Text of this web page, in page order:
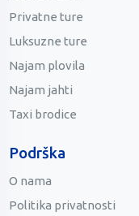
Privatne ture
Luksuzne ture
Najam plovila
Najam jahti
Taxi brodice
Podrška
O nama
Politika privatnosti